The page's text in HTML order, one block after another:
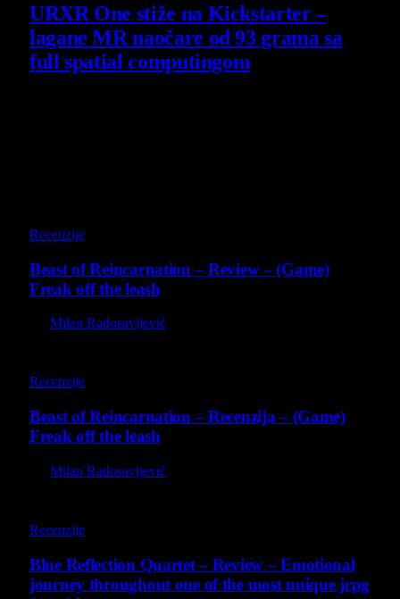
URXR One stiže na Kickstarter –
lagane MR naočare od 93 grama sa
full spatial computingom
Recenzije
Beast of Reincarnation – Review – (Game)
Freak off the leash
Milan Radosavljević
Recenzije
Beast of Reincarnation – Recenzija – (Game)
Freak off the leash
Milan Radosavljević
Recenzije
Blue Reflection Quartet – Review – Emotional
journey throughout one of the most unique jrpg